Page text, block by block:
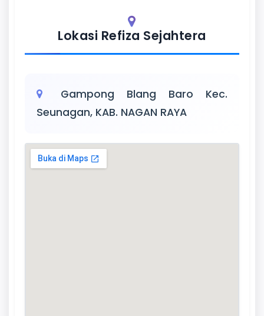
Lokasi Refiza Sejahtera
Gampong Blang Baro Kec.
Seunagan, KAB. NAGAN RAYA